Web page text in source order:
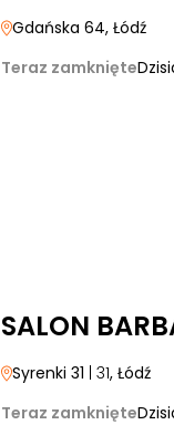
Gdańska 64, Łódź
Teraz zamknięte
SALON
Syrenki 31 | 31, Łódź
Teraz zamknięte